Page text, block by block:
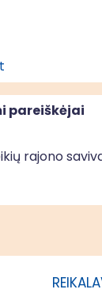
pareiškėjai
rajono